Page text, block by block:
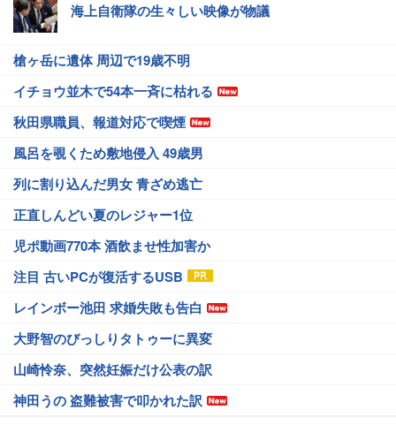
海上自衛隊の生々しい映像が物議
槍ヶ岳に遺体 周辺で19歳不明
イチョウ並木で54本一斉に枯れる
秋田県職員、報道対応で喫煙
風呂を覗くため敷地侵入 49歳男
列に割り込んだ男女 青ざめ逃亡
正直しんどい夏のレジャー1位
児ポ動画770本 酒飲ませ性加害か
注目 古いPCが復活するUSB
レインボー池田 求婚失敗も告白
大野智のびっしりタトゥーに異変
山崎怜奈、突然妊娠だけ公表の訳
神田うの 盗難被害で叩かれた訳